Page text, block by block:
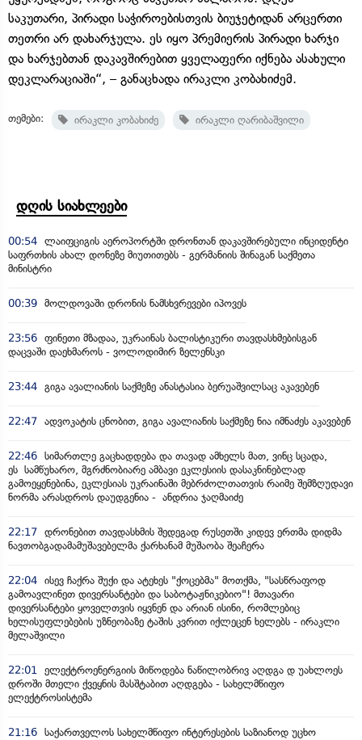
საკუთარი, პირადი საჭიროებისთვის ბიუჯეტიდან არცერთი
თეთრი არ დახარჯულა. ეს იყო პრემიერის პირადი ხარჯი
და ხარჯებთან დაკავშირებით ყველაფერი იქნება ასახული
დეკლარაციაში“, – განაცხადა ირაკლი კობახიძემ.
თემები: ირაკლი კობახიძე ირაკლი ღარიბაშვილი
დღის სიახლეები
00:54 ლაიფციგის აეროპორტში დრონთან დაკავშირებული ინციდენტი
საფრთხის ახალ დონეზე მიუთითებს - გერმანიის შინაგან საქმეთა
მინისტრი
00:39 მოლდოვაში დრონის ნამსხვრევები იპოვეს
23:56 ფინეთი მზადაა, უკრაინას ბალისტიკური თავდასხმებისგან
დაცვაში დაეხმაროს - ვოლოდიმირ ზელენსკი
23:44 გიგა ავალიანის საქმეზე ანასტასია ბერუაშვილსაც აკავებენ
22:47 ადვოკატის ცნობით, გიგა ავალიანის საქმეზე ნია იმნაძეს აკავებენ
22:46 სიმართლე გაცხადდება და თავად ამხელს მათ, ვინც სცადა,
ეს სამწუხარო, მგრძნობიარე ამბავი ეკლესიის დასაკნინებლად
გამოეყენებინა, ეკლესიას უკრაინაში მებრძოლთათვის რაიმე შემზღუდავი
ნორმა არასდროს დაუდგენია - ანდრია ჯაღმაიძე
22:17 დრონებით თავდასხმის შედეგად რუსეთში კიდევ ერთმა დიდმა
ნავთობგადამამუშავებელმა ქარხანამ მუშაობა შეაჩერა
22:04 ისევ ჩაქრა შუქი და ატეხეს "ქოცებმა" მოთქმა, "სასწრაფოდ
გამოავლინეთ დივერსანტები და საბოტაჟნიკებიო"! მთავარი
დივერსანტები ყოველთვის იყვნენ და არიან ისინი, რომლებიც
ხელისუფლებების უზნეობაზე ტაშის კვრით იქლეცენ ხელებს - ირაკლი
მელაშვილი
22:01
ელექტროენერგიის მიწოდება ნაწილობრივ აღდგა დ უახლოეს
დროში მთელი ქვეყნის მასშტაბით აღდგება - სახელმწიფო
ელექტროსისტემა
21:16 საქართველოს სახელმწიფო ინტერესების საზიანოდ უცხო